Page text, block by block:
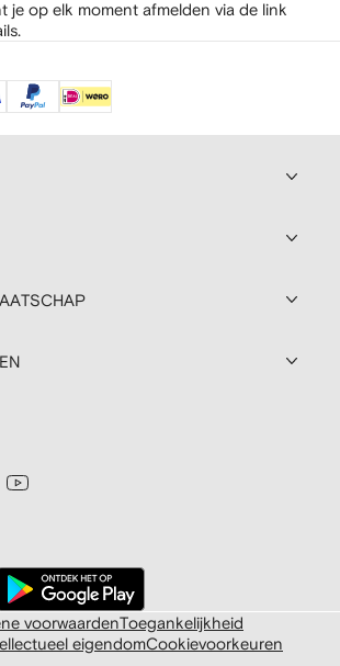
je op elk moment afmelden via de link
voorwaardenToegankelijkheid
eigendomCookievoorkeuren